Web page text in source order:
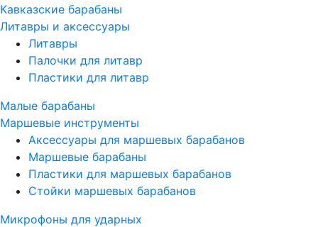
Кавказские барабаны
Литавры и аксессуары
Литавры
Палочки для литавр
Пластики для литавр
Малые барабаны
Маршевые инструменты
Аксессуары для маршевых барабанов
Маршевые барабаны
Пластики для маршевых барабанов
Стойки маршевых барабанов
Микрофоны для ударных